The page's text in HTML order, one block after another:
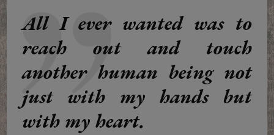
All I ever wanted was to
reach out and touch
another human being not
just with my hands but
with my heart.